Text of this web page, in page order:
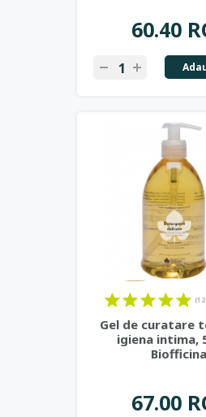
60.40
Gel de curatare
igiena intima,
Biofficina
67.00